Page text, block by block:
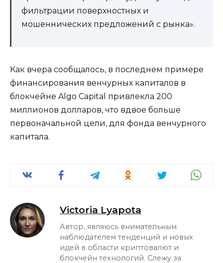
фильтрации поверхностных и
мошеннических предложений с рынка».
Как вчера сообщалось, в последнем примере
финансирования венчурных капиталов в
блокчейне Algo Capital привлекла 200
миллионов долларов, что вдвое больше
первоначальной цели, для фонда венчурного
капитала.
Victoria Lyapota
Автор, являюсь внимательным
наблюдателем тенденций и новых
идей в области криптовалют и
блокчейн технологий. Слежу за